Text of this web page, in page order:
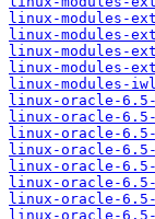
linux-modules-
linux-modules-
linux-modules-
linux-modules-
linux-modules-
linux-oracle-6.5-
linux-oracle-6.5-
linux-oracle-6.5-
linux-oracle-6.5-
linux-oracle-6.5-
linux-oracle-6.5-
linux-oracle-6.5-
linux-oracle-6.5-